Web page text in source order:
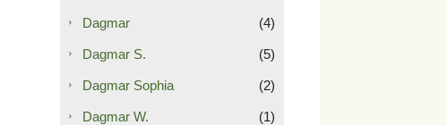
Dagmar (4)
Dagmar S. (5)
Dagmar Sophia (2)
Dagmar W. (1)